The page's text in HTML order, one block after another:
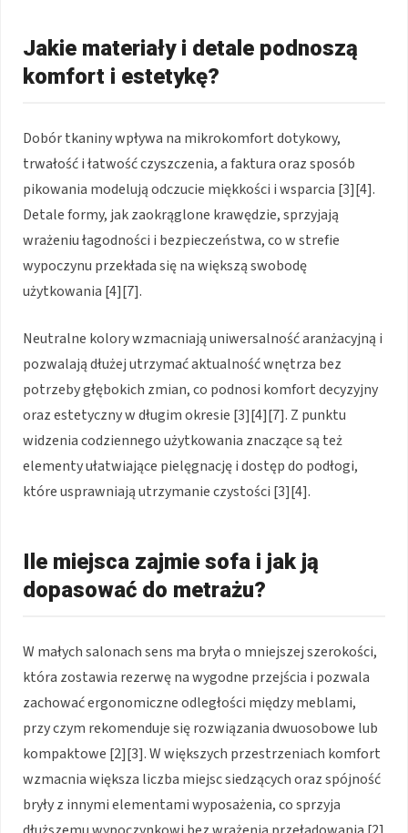
Jakie materiały i detale podnoszą
komfort i estetykę?
Dobór tkaniny wpływa na mikrokomfort dotykowy,
trwałość i łatwość czyszczenia, a faktura oraz sposób
pikowania modelują odczucie miękkości i wsparcia [3][4].
Detale formy, jak zaokrąglone krawędzie, sprzyjają
wrażeniu łagodności i bezpieczeństwa, co w strefie
wypoczynu przekłada się na większą swobodę
użytkowania [4][7].
Neutralne kolory wzmacniają uniwersalność aranżacyjną i
pozwalają dłużej utrzymać aktualność wnętrza bez
potrzeby głębokich zmian, co podnosi komfort decyzyjny
oraz estetyczny w długim okresie [3][4][7]. Z punktu
widzenia codziennego użytkowania znaczące są też
elementy ułatwiające pielęgnację i dostęp do podłogi,
które usprawniają utrzymanie czystości [3][4].
Ile miejsca zajmie sofa i jak ją
dopasować do metrażu?
W małych salonach sens ma bryła o mniejszej szerokości,
która zostawia rezerwę na wygodne przejścia i pozwala
zachować ergonomiczne odległości między meblami,
przy czym rekomenduje się rozwiązania dwuosobowe lub
kompaktowe [2][3]. W większych przestrzeniach komfort
wzmacnia większa liczba miejsc siedzących oraz spójność
bryły z innymi elementami wyposażenia, co sprzyja